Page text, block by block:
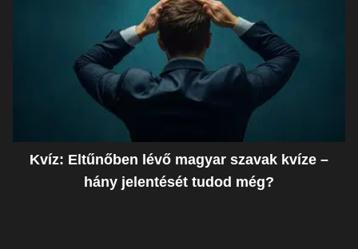
Kvíz: Eltűnőben lévő magyar szavak kvíze –
hány jelentését tudod még?